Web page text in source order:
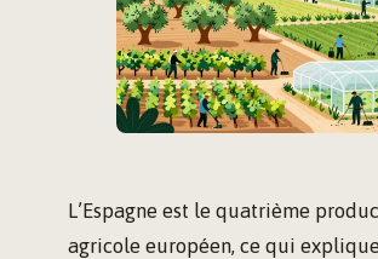
L’Espagne est le quatrième
agricole européen, ce qui explique